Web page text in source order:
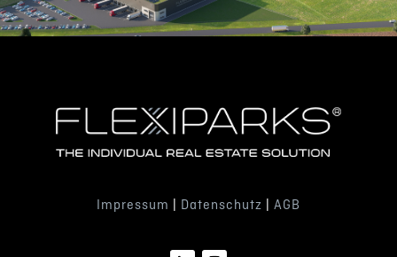
Impressum Datenschutz AGB